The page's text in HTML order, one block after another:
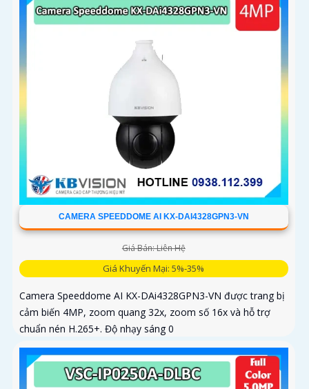
CAMERA SPEEDDOME AI KX-DAI4328GPN3-VN
Giá Bán: Liên Hệ
Giá Khuyến Mại: 5%-35%
Camera Speeddome AI KX-DAi4328GPN3-VN được trang bị
cảm biến 4MP, zoom quang 32x, zoom số 16x và hỗ trợ
chuẩn nén H.265+. Độ nhạy sáng 0